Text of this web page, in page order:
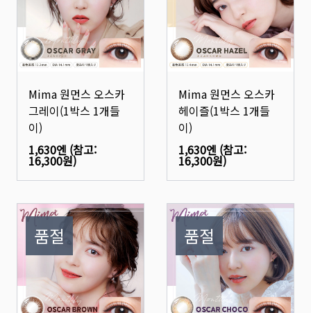
Mima 원먼스 오스카
그레이(1박스 1개들
이)
1,630엔 (참고:
16,300원)
Mima 원먼스 오스카
헤이즐(1박스 1개들
이)
1,630엔 (참고:
16,300원)
품절 품절